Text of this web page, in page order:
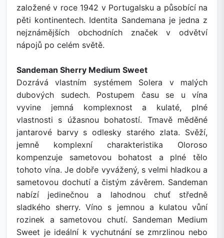
založené v roce 1942 v Portugalsku a působící na
pěti kontinentech. Identita Sandemana je jedna z
nejznámějších obchodních značek v odvětví
nápojů po celém světě.
Sandeman Sherry Medium Sweet
Dozrává vlastním systémem Solera v malých
dubových sudech. Postupem času se u vína
vyvine jemná komplexnost a kulaté, plné
vlastnosti s úžasnou bohatostí. Tmavě měděné
jantarové barvy s odlesky starého zlata. Svěží,
jemně komplexní charakteristika Oloroso
kompenzuje sametovou bohatost a plné tělo
tohoto vína. Je dobře vyvážený, s velmi hladkou a
sametovou dochutí a čistým závěrem. Sandeman
nabízí jedinečnou a lahodnou chuť středně
sladkého sherry. Víno s jemnou a kulatou vůní
rozinek a sametovou chutí. Sandeman Medium
Sweet je ideální k vychutnání se zmrzlinou nebo